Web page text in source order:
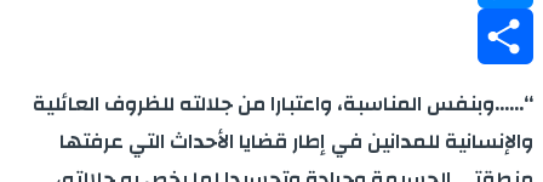
Messenger
Share
“……وبنفس المناسبة، واعتبارا من جلالته للظروف العائلية
والإنسانية للمدانين في إطار قضايا الأحداث التي عرفتها